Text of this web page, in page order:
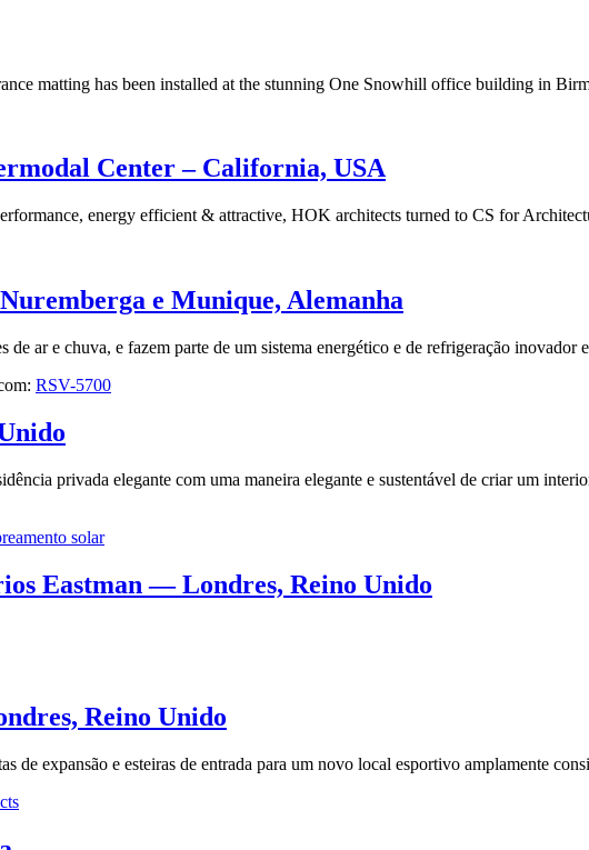
matting has been installed at the stunning One Snowhill office building in
Center – California, USA
energy efficient & attractive, HOK architects turned to CS for
e Munique, Alemanha
de ar e chuva, e fazem parte de um sistema energético e de refrigeração
RSV-5700
privada elegante com uma maneira elegante e sustentável de criar um
solar
Eastman — Londres, Reino Unido
Reino Unido
de expansão e esteiras de entrada para um novo local esportivo amplamente